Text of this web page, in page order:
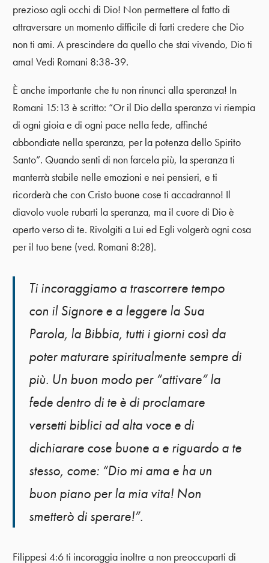
prezioso agli occhi di Dio! Non permettere al fatto di
attraversare un momento difficile di farti credere che Dio
non ti ami. A prescindere da quello che stai vivendo, Dio ti
ama! Vedi Romani 8:38-39.
È anche importante che tu non rinunci alla speranza! In
Romani 15:13 è scritto: “Or il Dio della speranza vi riempia
di ogni gioia e di ogni pace nella fede, affinché
abbondiate nella speranza, per la potenza dello Spirito
Santo”. Quando senti di non farcela più, la speranza ti
manterrà stabile nelle emozioni e nei pensieri, e ti
ricorderà che con Cristo buone cose ti accadranno! Il
diavolo vuole rubarti la speranza, ma il cuore di Dio è
aperto verso di te. Rivolgiti a Lui ed Egli volgerà ogni cosa
per il tuo bene (ved. Romani 8:28).
Ti incoraggiamo a trascorrere tempo
con il Signore e a leggere la Sua
Parola, la Bibbia, tutti i giorni così da
poter maturare spiritualmente sempre di
più. Un buon modo per “attivare” la
fede dentro di te è di proclamare
versetti biblici ad alta voce e di
dichiarare cose buone a e riguardo a te
stesso, come: “Dio mi ama e ha un
buon piano per la mia vita! Non
smetterò di sperare!”.
Filippesi 4:6 ti incoraggia inoltre a non preoccuparti di